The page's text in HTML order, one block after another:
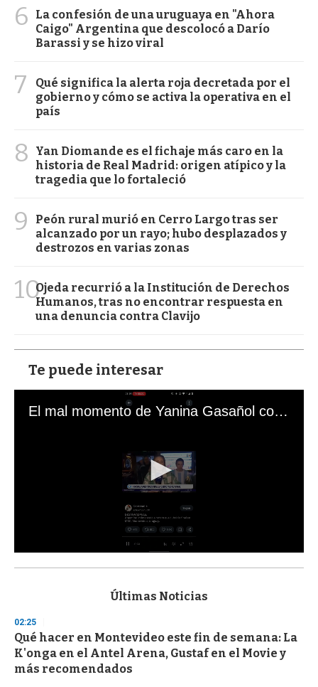
6
La confesión de una uruguaya en "Ahora
Caigo" Argentina que descolocó a Darío
Barassi y se hizo viral
7
Qué significa la alerta roja decretada por el
gobierno y cómo se activa la operativa en el
país
8
Yan Diomande es el fichaje más caro en la
historia de Real Madrid: origen atípico y la
tragedia que lo fortaleció
9
Peón rural murió en Cerro Largo tras ser
alcanzado por un rayo; hubo desplazados y
destrozos en varias zonas
10Ojeda recurrió a la Institución de Derechos
Humanos, tras no encontrar respuesta en
una denuncia contra Clavijo
Te puede interesar
El mal momento de Yanina Gasañol con un hincha argentino en "Subrayado"
s
d
s
o
f
3
Últimas Noticias
02:25
Qué hacer en Montevideo este fin de semana: La
K'onga en el Antel Arena, Gustaf en el Movie y
más recomendados